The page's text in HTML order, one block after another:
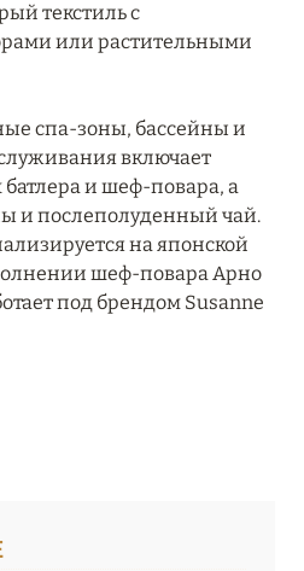
Resorts
текстиль с
или растительными
спа-зоны, бассейны и
включает
и шеф-повара, а
и послеполуденный чай.
на японской
шеф-повара Арно
под брендом Susanne